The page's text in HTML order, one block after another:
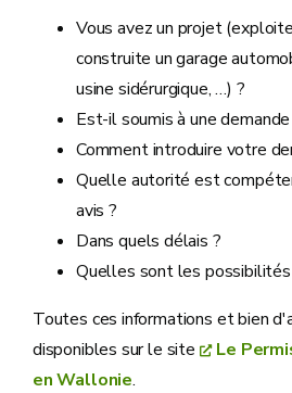
Vous avez un projet
construite un garage
usine sidérurgique, …) ?
Est-il soumis à une
Comment introduire votre
Quelle autorité est
avis ?
Dans quels délais ?
Quelles sont les possibilités
Toutes ces informations et bien
disponibles sur le site
Le
en Wallonie.